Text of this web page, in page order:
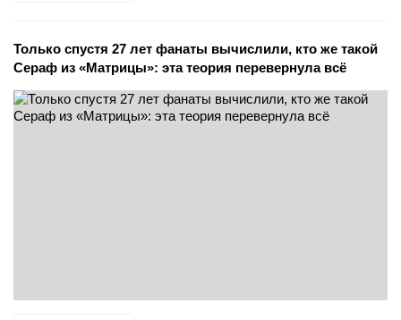
Только спустя 27 лет фанаты вычислили, кто же такой
Сераф из «Матрицы»: эта теория перевернула всё